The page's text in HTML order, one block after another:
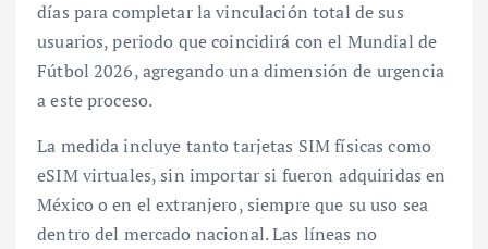
días para completar la vinculación total de sus
usuarios, periodo que coincidirá con el Mundial de
Fútbol 2026, agregando una dimensión de urgencia
a este proceso.
La medida incluye tanto tarjetas SIM físicas como
eSIM virtuales, sin importar si fueron adquiridas en
México o en el extranjero, siempre que su uso sea
dentro del mercado nacional. Las líneas no